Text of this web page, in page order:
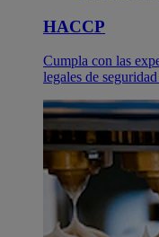
HACCP
Cumpla con las
legales de